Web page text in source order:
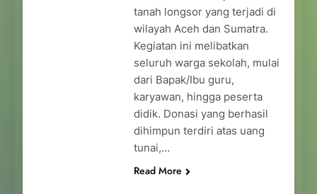
tanah longsor yang terjadi di
wilayah Aceh dan Sumatra.
Kegiatan ini melibatkan
seluruh warga sekolah, mulai
dari Bapak/Ibu guru,
karyawan, hingga peserta
didik. Donasi yang berhasil
dihimpun terdiri atas uang
tunai,…
Read More